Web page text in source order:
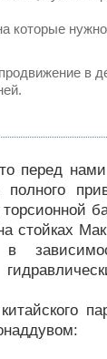
которые нужно
в
перед
стойках